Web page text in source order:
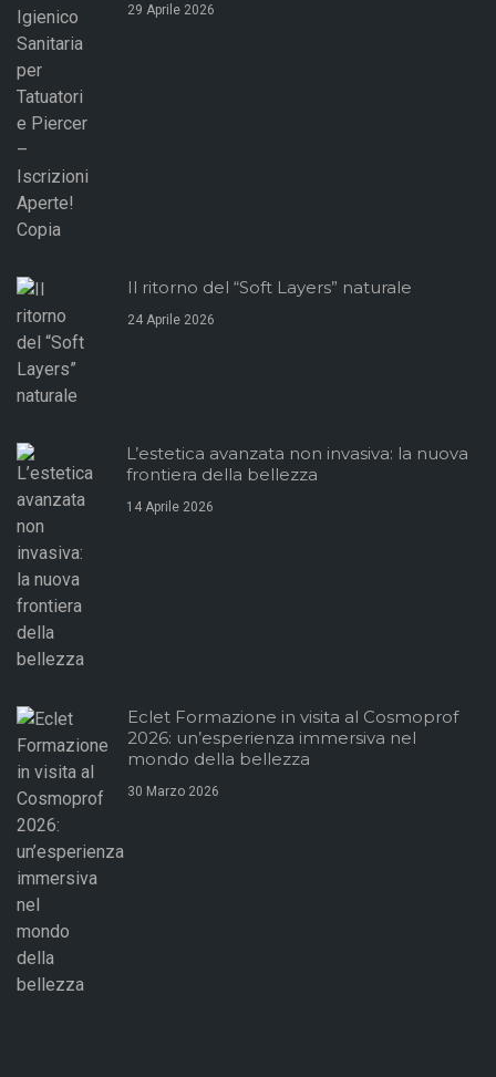
29 Aprile 2026
Il ritorno del “Soft Layers” naturale
24 Aprile 2026
L’estetica avanzata non invasiva: la nuova
frontiera della bellezza
14 Aprile 2026
Eclet Formazione in visita al Cosmoprof
2026: un’esperienza immersiva nel
mondo della bellezza
30 Marzo 2026